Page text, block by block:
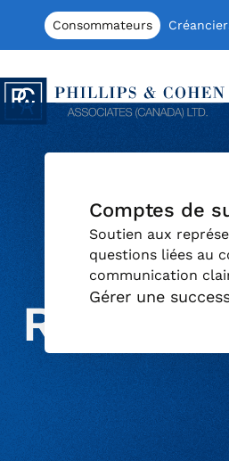
Aller au contenu
Consommateurs
Phillips &
Comptes de
Soutien aux
questions liées au
communication
Gérer une